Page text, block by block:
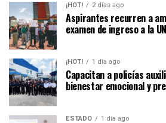
¡HOT! 2 días ago
Aspirantes recurren a
examen de ingreso a la
¡HOT! 1 día ago
Capacitan a policías
bienestar emocional y
ESTADO 1 día ago